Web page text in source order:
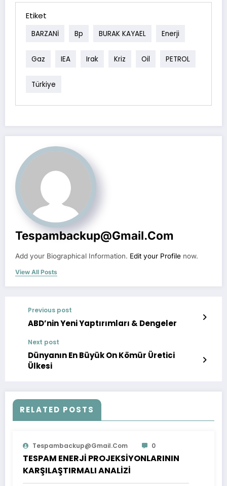
Etiket
BARZANİ Bp BURAK KAYAEL Enerji
Gaz IEA Irak Kriz Oil PETROL
Türkiye
Tespambackup@gmail.com
Add your Biographical Information. Edit your Profile now.
View All Posts
Previous post
ABD’nin Yeni Yaptırımları & Dengeler
Next post
Dünyanın En Büyük On Kömür Üretici
Ülkesi
RELATED POSTS
Tespambackup@gmail.com 0
TESPAM ENERJİ PROJEKSİYONLARININ
KARŞILAŞTIRMALI ANALİZİ